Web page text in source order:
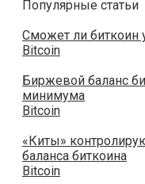
Популярные статьи
Сможет ли биткоин
Bitcoin
Биржевой баланс
минимума
Bitcoin
«Киты»
баланса биткоина
Bitcoin